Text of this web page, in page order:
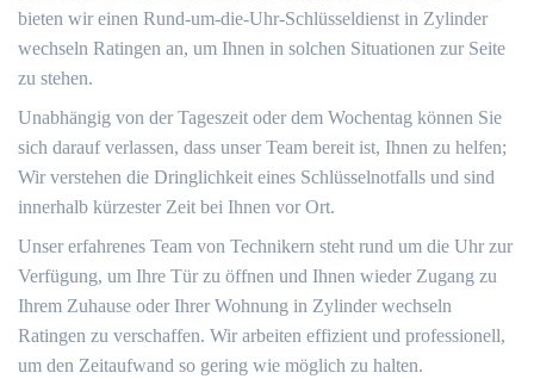
bieten wir einen Rund-um-die-Uhr-Schlüsseldienst in Zylinder
wechseln Ratingen an, um Ihnen in solchen Situationen zur Seite
zu stehen.​
Unabhängig von der Tageszeit oder dem Wochentag können Sie
sich darauf verlassen, dass unser Team bereit ist, Ihnen zu helfen;
Wir verstehen die Dringlichkeit eines Schlüsselnotfalls und sind
innerhalb kürzester Zeit bei Ihnen vor Ort.
Unser erfahrenes Team von Technikern steht rund um die Uhr zur
Verfügung, um Ihre Tür zu öffnen und Ihnen wieder Zugang zu
Ihrem Zuhause oder Ihrer Wohnung in Zylinder wechseln
Ratingen zu verschaffen.​ Wir arbeiten effizient und professionell,
um den Zeitaufwand so gering wie möglich zu halten.​